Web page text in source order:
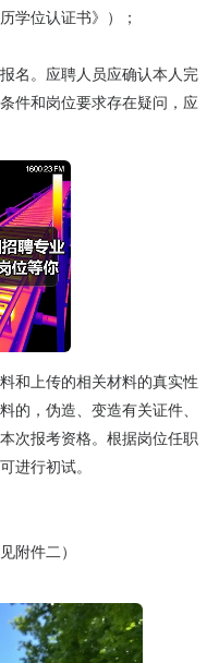
学位认证书》）；
。应聘人员应确认本人完
件和岗位要求存在疑问，应
上传的相关材料的真实性
的，伪造、变造有关证件、
次报考资格。根据岗位任职
进行初试。
件二）